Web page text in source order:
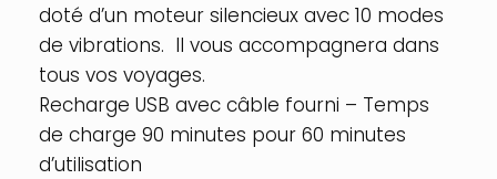
doté d’un moteur silencieux avec 10 modes
de vibrations. Il vous accompagnera dans
tous vos voyages.
Recharge USB avec câble fourni – Temps
de charge 90 minutes pour 60 minutes
d’utilisation